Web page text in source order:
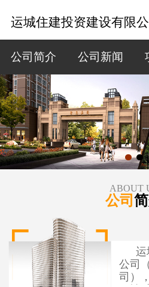
运城住建投资建设有限公
公司简介 公司新闻
ABOUT
公司
运
公司
司）